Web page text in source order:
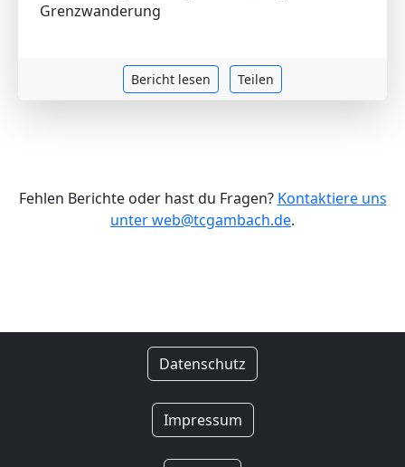
Grenzwanderung
Bericht lesen Teilen
Fehlen Berichte oder hast du Fragen? Kontaktiere uns
unter web@tcgambach.de.
Datenschutz
Impressum